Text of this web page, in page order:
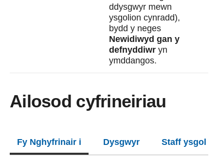
ddysgwyr mewn
ysgolion cynradd),
bydd y neges
Newidiwyd gan y
defnyddiwr yn
ymddangos.
Ailosod cyfrineiriau
Fy Nghyfrinair i Dysgwyr Staff ysgol